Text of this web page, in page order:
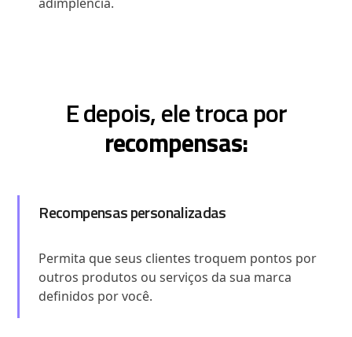
E depois, ele troca por
recompensas:
Recompensas personalizadas
Permita que seus clientes troquem pontos por
outros produtos ou serviços da sua marca
definidos por você.